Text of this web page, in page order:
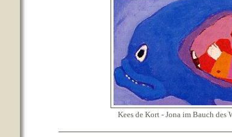
Kees de Kort - Jona im Bauch